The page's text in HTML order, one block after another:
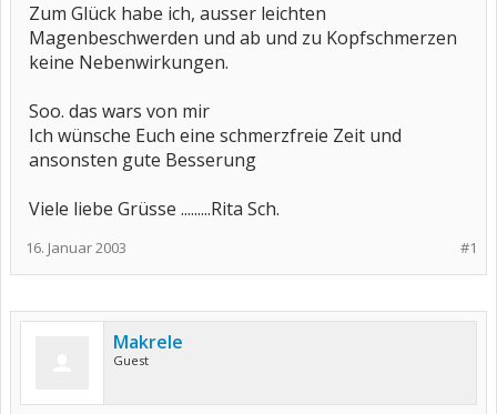
Zum Glück habe ich, ausser leichten
Magenbeschwerden und ab und zu Kopfschmerzen
keine Nebenwirkungen.
Soo. das wars von mir
Ich wünsche Euch eine schmerzfreie Zeit und
ansonsten gute Besserung
Viele liebe Grüsse .........Rita Sch.
#1
16. Januar 2003
Makrele
Guest